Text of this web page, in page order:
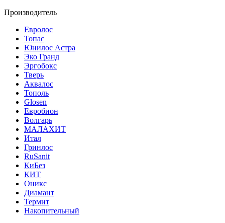
Производитель
Евролос
Топас
Юнилос Астра
Эко Гранд
Эргобокс
Тверь
Аквалос
Тополь
Glosen
Евробион
Волгарь
МАЛАХИТ
Итал
Гринлос
RuSanit
КиБез
КИТ
Оникс
Диамант
Термит
Накопительный